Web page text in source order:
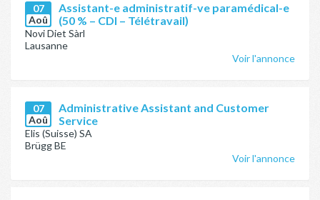
07
Aoû
Assistant-e administratif-ve paramédical-e
(50 % – CDI – Télétravail)
Novi Diet Sàrl
Lausanne
Voir l'annonce
07
Aoû
Administrative Assistant and Customer
Service
Elis (Suisse) SA
Brügg BE
Voir l'annonce